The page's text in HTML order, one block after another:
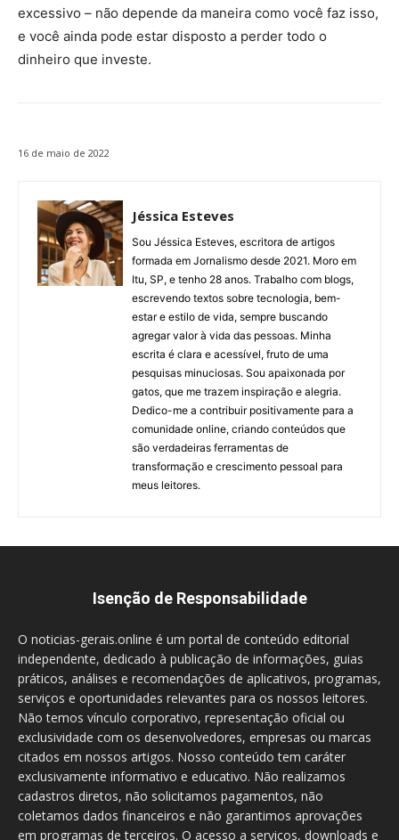
excessivo – não depende da maneira como você faz isso,
e você ainda pode estar disposto a perder todo o
dinheiro que investe.
16 de maio de 2022
Jéssica Esteves
Sou Jéssica Esteves, escritora de artigos
formada em Jornalismo desde 2021. Moro em
Itu, SP, e tenho 28 anos. Trabalho com blogs,
escrevendo textos sobre tecnologia, bem-
estar e estilo de vida, sempre buscando
agregar valor à vida das pessoas. Minha
escrita é clara e acessível, fruto de uma
pesquisas minuciosas. Sou apaixonada por
gatos, que me trazem inspiração e alegria.
Dedico-me a contribuir positivamente para a
comunidade online, criando conteúdos que
são verdadeiras ferramentas de
transformação e crescimento pessoal para
meus leitores.
Isenção de Responsabilidade
O noticias-gerais.online é um portal de conteúdo editorial
independente, dedicado à publicação de informações, guias
práticos, análises e recomendações de aplicativos, programas,
serviços e oportunidades relevantes para os nossos leitores.
Não temos vínculo corporativo, representação oficial ou
exclusividade com os desenvolvedores, empresas ou marcas
citados em nossos artigos. Nosso conteúdo tem caráter
exclusivamente informativo e educativo. Não realizamos
cadastros diretos, não solicitamos pagamentos, não
coletamos dados financeiros e não garantimos aprovações
em programas de terceiros. O acesso a serviços, downloads e